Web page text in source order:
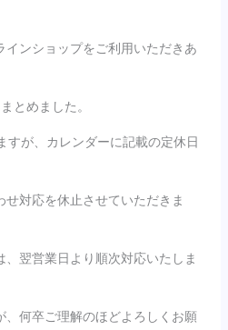
ンショップをご利用いただきあ
とめました。
すが、カレンダーに記載の定休日
対応を休止させていただきま
翌営業日より順次対応いたしま
、何卒ご理解のほどよろしくお願